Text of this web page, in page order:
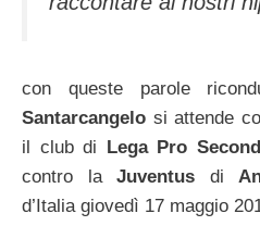
con queste parole
Santarcangelo si attende
il club di
Lega Pro
contro la Juventus di
d’Italia giovedì 17 maggio